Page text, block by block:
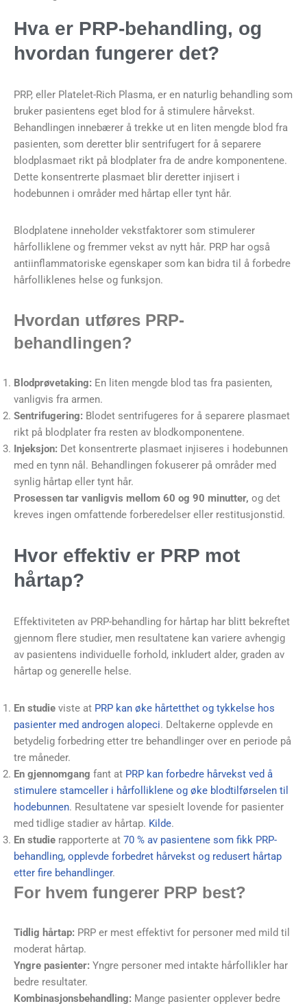
Hva er PRP-behandling, og
hvordan fungerer det?
PRP, eller Platelet-Rich Plasma, er en naturlig behandling som
bruker pasientens eget blod for å stimulere hårvekst.
Behandlingen innebærer å trekke ut en liten mengde blod fra
pasienten, som deretter blir sentrifugert for å separere
blodplasmaet rikt på blodplater fra de andre komponentene.
Dette konsentrerte plasmaet blir deretter injisert i
hodebunnen i områder med hårtap eller tynt hår.
Blodplatene inneholder vekstfaktorer som stimulerer
hårfolliklene og fremmer vekst av nytt hår. PRP har også
antiinflammatoriske egenskaper som kan bidra til å forbedre
hårfolliklenes helse og funksjon.
Hvordan utføres PRP-
behandlingen?
Blodprøvetaking: En liten mengde blod tas fra pasienten,
vanligvis fra armen.
Sentrifugering: Blodet sentrifugeres for å separere plasmaet
rikt på blodplater fra resten av blodkomponentene.
Injeksjon: Det konsentrerte plasmaet injiseres i hodebunnen
med en tynn nål. Behandlingen fokuserer på områder med
synlig hårtap eller tynt hår.
Prosessen tar vanligvis mellom 60 og 90 minutter, og det
kreves ingen omfattende forberedelser eller restitusjonstid.
Hvor effektiv er PRP mot
hårtap?
Effektiviteten av PRP-behandling for hårtap har blitt bekreftet
gjennom flere studier, men resultatene kan variere avhengig
av pasientens individuelle forhold, inkludert alder, graden av
hårtap og generelle helse.
En studie viste at PRP kan øke hårtetthet og tykkelse hos
pasienter med androgen alopeci. Deltakerne opplevde en
betydelig forbedring etter tre behandlinger over en periode på
tre måneder.
En gjennomgang fant at PRP kan forbedre hårvekst ved å
stimulere stamceller i hårfolliklene og øke blodtilførselen til
hodebunnen. Resultatene var spesielt lovende for pasienter
med tidlige stadier av hårtap. Kilde.
En studie rapporterte at 70 % av pasientene som fikk PRP-
behandling, opplevde forbedret hårvekst og redusert hårtap
etter fire behandlinger.
For hvem fungerer PRP best?
Tidlig hårtap: PRP er mest effektivt for personer med mild til
moderat hårtap.
Yngre pasienter: Yngre personer med intakte hårfollikler har
bedre resultater.
Kombinasjonsbehandling: Mange pasienter opplever bedre